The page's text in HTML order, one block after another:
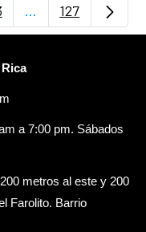
Use TAB para
...PáginasPágina
127
a 7:00 pm. Sábados
metros al este y 200
Farolito. Barrio